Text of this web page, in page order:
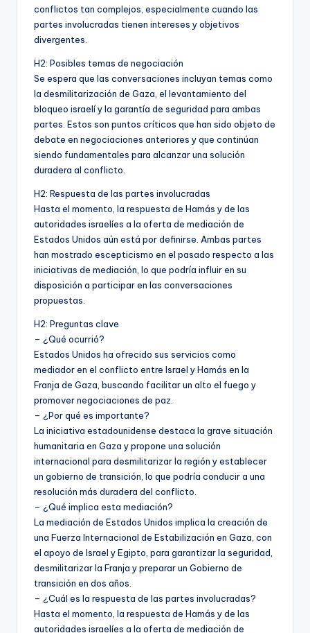
conflictos tan complejos, especialmente cuando las
partes involucradas tienen intereses y objetivos
divergentes.
H2: Posibles temas de negociación
Se espera que las conversaciones incluyan temas como
la desmilitarización de Gaza, el levantamiento del
bloqueo israelí y la garantía de seguridad para ambas
partes. Estos son puntos críticos que han sido objeto de
debate en negociaciones anteriores y que continúan
siendo fundamentales para alcanzar una solución
duradera al conflicto.
H2: Respuesta de las partes involucradas
Hasta el momento, la respuesta de Hamás y de las
autoridades israelíes a la oferta de mediación de
Estados Unidos aún está por definirse. Ambas partes
han mostrado escepticismo en el pasado respecto a las
iniciativas de mediación, lo que podría influir en su
disposición a participar en las conversaciones
propuestas.
H2: Preguntas clave
– ¿Qué ocurrió?
Estados Unidos ha ofrecido sus servicios como
mediador en el conflicto entre Israel y Hamás en la
Franja de Gaza, buscando facilitar un alto el fuego y
promover negociaciones de paz.
– ¿Por qué es importante?
La iniciativa estadounidense destaca la grave situación
humanitaria en Gaza y propone una solución
internacional para desmilitarizar la región y establecer
un gobierno de transición, lo que podría conducir a una
resolución más duradera del conflicto.
– ¿Qué implica esta mediación?
La mediación de Estados Unidos implica la creación de
una Fuerza Internacional de Estabilización en Gaza, con
el apoyo de Israel y Egipto, para garantizar la seguridad,
desmilitarizar la Franja y preparar un Gobierno de
transición en dos años.
– ¿Cuál es la respuesta de las partes involucradas?
Hasta el momento, la respuesta de Hamás y de las
autoridades israelíes a la oferta de mediación de